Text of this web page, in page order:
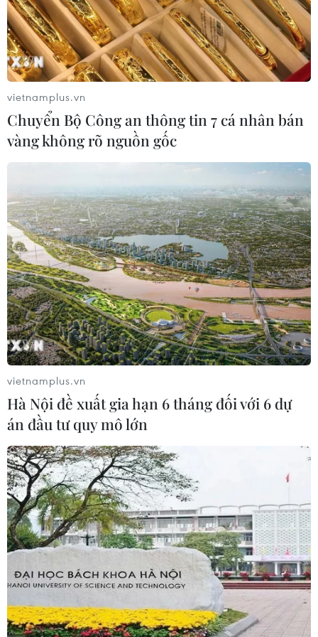
Thắt chặt tình hữu nghị sắt son giữa
các cựu chuyên gia quân sự Nga với
Việt Nam
06/08/2026 06:23
Anh công bố kết quả điều tra ban
Ba Lan thảo luận việc thành lập căn
cứ quân sự thường trực với Mỹ
06/08/2026 00:06
Liên hợp quốc: Xung đột Ukraine trải
qua tháng đẫm máu nhất
05/08/2026 23:47
Đức điều tra vụ UAV gắn thuốc nổ
xuất hiện tại sân bay
05/08/2026 23:43
Bất ổn địa chính trị kìm hãm tăng
trưởng Eurozone
vietnamplus.vn
Chuyển Bộ Công an thông tin 7 cá nhân bán
vàng không rõ nguồn gốc
vietnamplus.vn
Hà Nội đề xuất gia hạn 6 tháng đối với 6 dự
án đầu tư quy mô lớn